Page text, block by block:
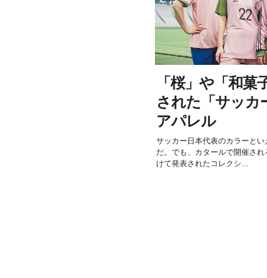
「桜」や「和
された「サッカ
アパレル
サッカー日本代表のカラーとい
だ。でも、カタールで開催さ
けて発表されたコレクシ...